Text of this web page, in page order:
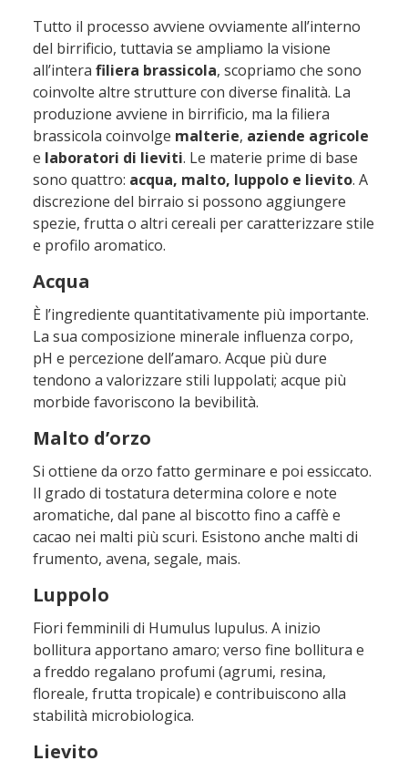
Tutto il processo avviene ovviamente all’interno
del birrificio, tuttavia se ampliamo la visione
all’intera filiera brassicola, scopriamo che sono
coinvolte altre strutture con diverse finalità. La
produzione avviene in birrificio, ma la filiera
brassicola coinvolge malterie, aziende agricole
e laboratori di lieviti. Le materie prime di base
sono quattro: acqua, malto, luppolo e lievito. A
discrezione del birraio si possono aggiungere
spezie, frutta o altri cereali per caratterizzare stile
e profilo aromatico.
Acqua
È l’ingrediente quantitativamente più importante.
La sua composizione minerale influenza corpo,
pH e percezione dell’amaro. Acque più dure
tendono a valorizzare stili luppolati; acque più
morbide favoriscono la bevibilità.
Malto d’orzo
Si ottiene da orzo fatto germinare e poi essiccato.
Il grado di tostatura determina colore e note
aromatiche, dal pane al biscotto fino a caffè e
cacao nei malti più scuri. Esistono anche malti di
frumento, avena, segale, mais.
Luppolo
Fiori femminili di Humulus lupulus. A inizio
bollitura apportano amaro; verso fine bollitura e
a freddo regalano profumi (agrumi, resina,
floreale, frutta tropicale) e contribuiscono alla
stabilità microbiologica.
Lievito